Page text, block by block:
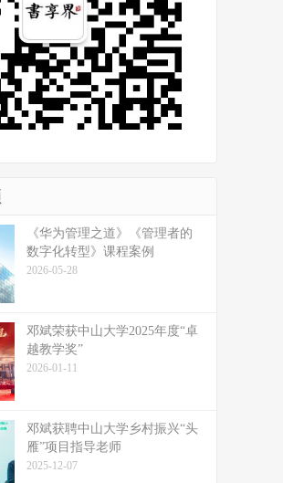
《华为管理之道》《管理者的
数字化转型》课程案例
2026-05-28
邓斌荣获中山大学2025年度“卓
越教学奖”
2026-01-11
邓斌获聘中山大学乡村振兴“头
雁”项目指导老师
2025-12-07